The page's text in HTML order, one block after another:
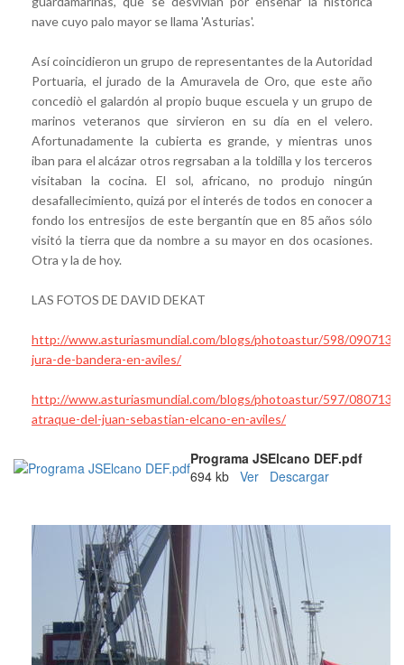
nave cuyo palo mayor se llama 'Asturias'.
Así coincidieron un grupo de representantes de la Autoridad
Portuaria, el jurado de la Amuravela de Oro, que este año
concediò el galardón al propio buque escuela y un grupo de
marinos veteranos que sirvieron en su día en el velero.
Afortunadamente la cubierta es grande, y mientras unos
iban para el alcázar otros regrsaban a la toldilla y los terceros
visitaban la cocina. El sol, africano, no produjo ningún
desafallecimiento, quizá por el interés de todos en conocer a
fondo los entresijos de este bergantín que en 85 años sólo
visitó la tierra que da nombre a su mayor en dos ocasiones.
Otra y la de hoy.
LAS FOTOS DE DAVID DEKAT
http://www.asturiasmundial.com/blogs/photoastur/598/090713-
jura-de-bandera-en-aviles/
http://www.asturiasmundial.com/blogs/photoastur/597/080713-
atraque-del-juan-sebastian-elcano-en-aviles/
Programa JSElcano DEF.pdf
694 kb Ver Descargar